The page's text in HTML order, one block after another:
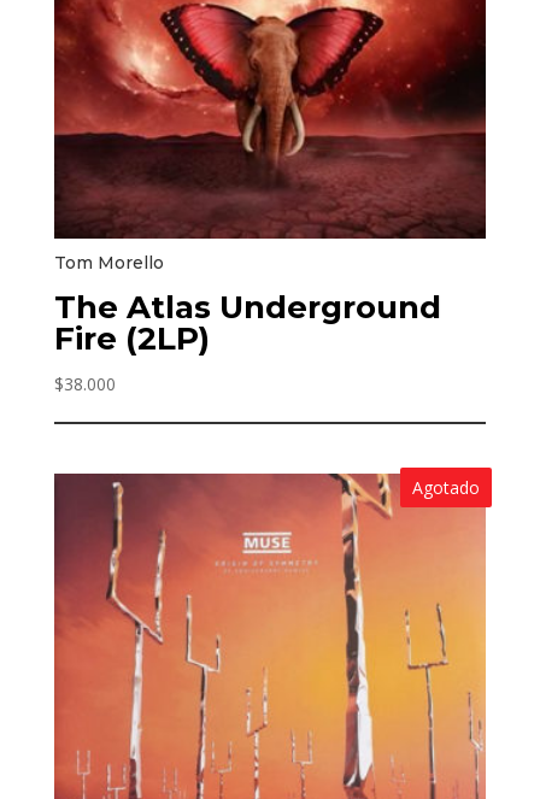
Tom Morello
The Atlas Underground
Fire (2LP)
$38.000
Agotado